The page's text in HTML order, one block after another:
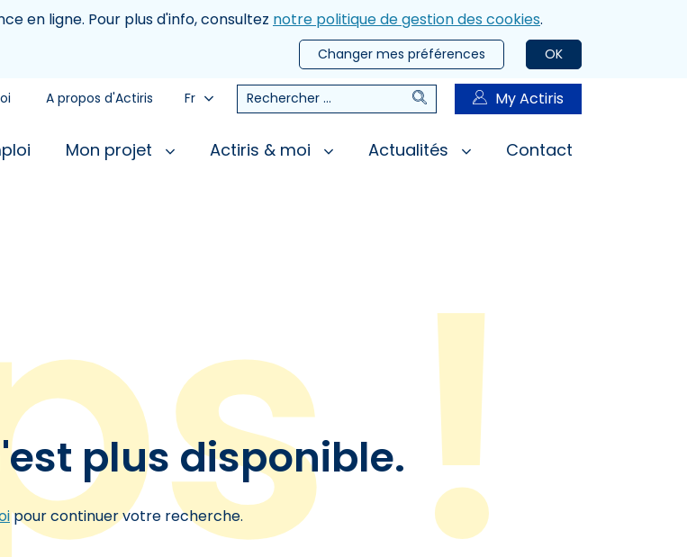
en ligne. Pour plus d'info, consultez notre politique de gestion des cookies.
OK
Changer mes préférences
A propos d'Actiris Fr Rechercher RechercherMy Actiris
Mon projet Actiris & moi Actualités Contact
plus disponible.
pour continuer votre recherche.